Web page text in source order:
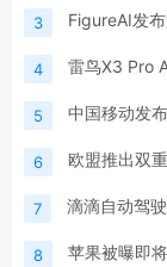
3 FigureAI发
4 雷鸟X3 Pro
5 中国移动发
6 欧盟推出双
7 滴滴自动驾
8 苹果被曝即